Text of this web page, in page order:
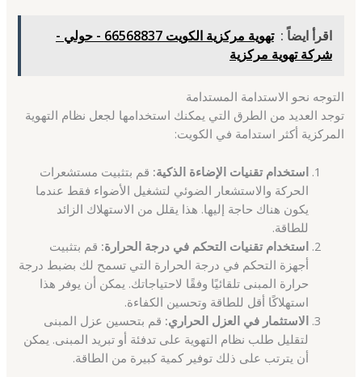
اقرأ ايضاً :
تهوية مركزية الكويت 66568837 - حولي -
شركة تهوية مركزية
التوجه نحو الاستدامة المستدامة
توجد العديد من الطرق التي يمكنك استخدامها لجعل نظام التهوية
المركزية أكثر استدامة في الكويت:
استخدام تقنيات الإضاءة الذكية: قم بتثبيت مستشعرات
الحركة والاستشعار الضوئي لتشغيل الأضواء فقط عندما
يكون هناك حاجة إليها. هذا يقلل من الاستهلاك الزائد
للطاقة.
استخدام تقنيات التحكم في درجة الحرارة: قم بتثبيت
أجهزة التحكم في درجة الحرارة التي تسمح لك بضبط درجة
حرارة المبنى تلقائيًا وفقًا لاحتياجاتك. يمكن أن يوفر هذا
استهلاكًا أقل للطاقة وتحسين الكفاءة.
الاستثمار في العزل الحراري: قم بتحسين عزل المبنى
لتقليل طلب نظام التهوية على تدفئة أو تبريد المبنى. يمكن
أن يترتب على ذلك توفير كمية كبيرة من الطاقة.